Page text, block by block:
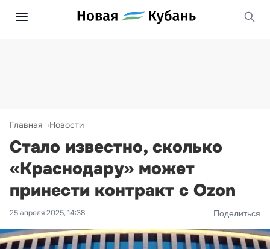
Главная Новости
Стало известно, сколько
«Краснодару» может
принести контракт с Ozon
25 апреля 2025, 14:38 Поделиться